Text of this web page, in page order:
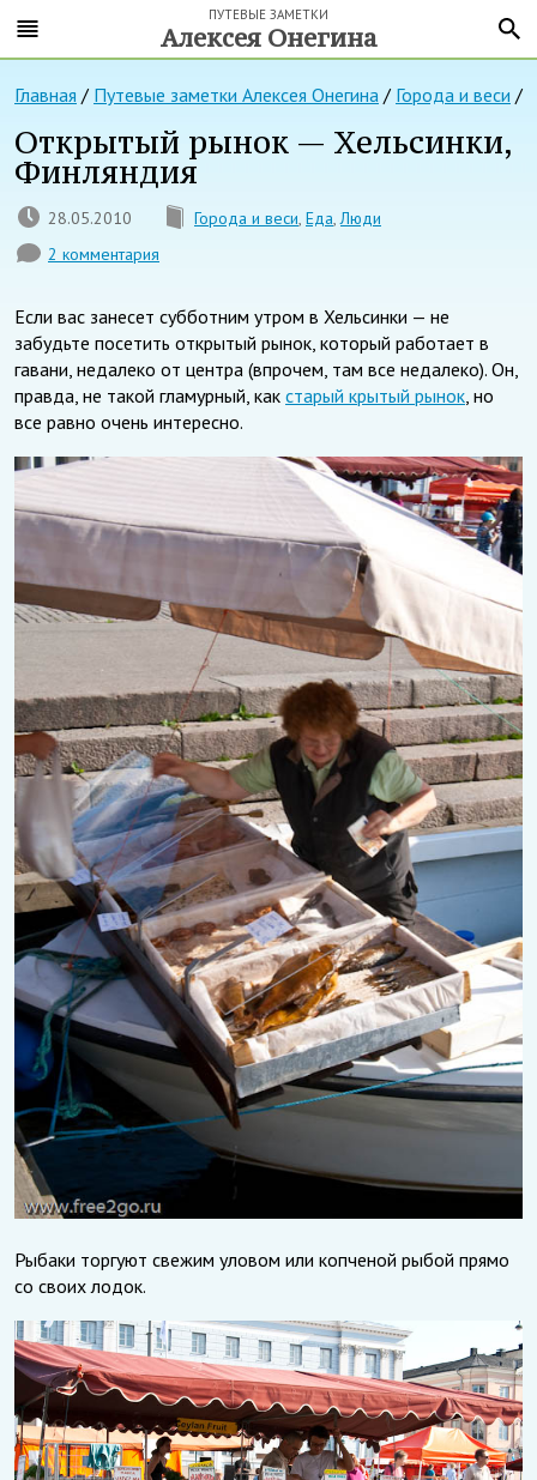
ПУТЕВЫЕ ЗАМЕТКИ
Алексея Онегина
Главная / Путевые заметки Алексея Онегина / Города и веси /
Открытый рынок — Хельсинки,
Финляндия
28.05.2010 Города и веси, Еда,Люди
2 комментария
Если вас занесет субботним утром в Хельсинки — не
забудьте посетить открытый рынок, который работает в
гавани, недалеко от центра (впрочем, там все недалеко). Он,
правда, не такой гламурный, как старый крытый рынок, но
все равно очень интересно.
Рыбаки торгуют свежим уловом или копченой рыбой прямо
со своих лодок.